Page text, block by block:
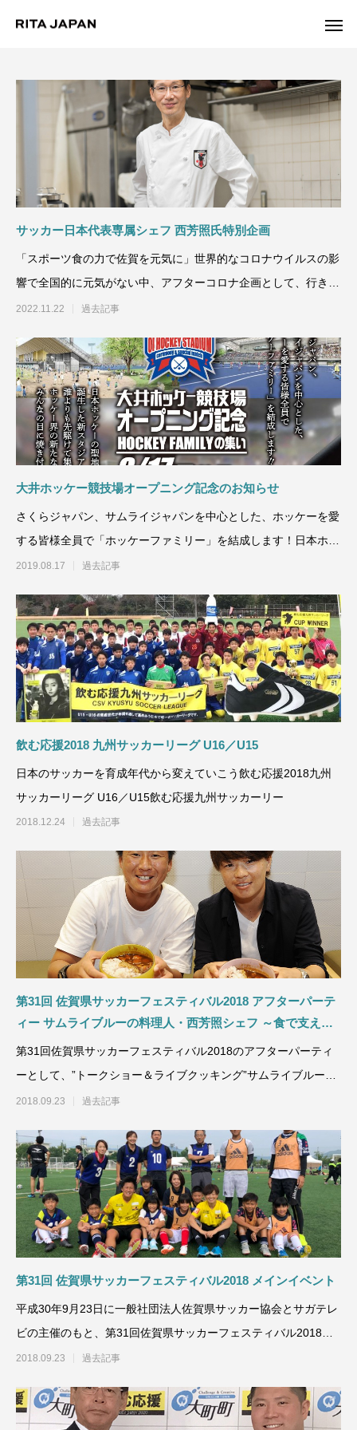
/export/sd214/www/jp/r/e/gmoserver/2/5/sd0942025/
/export/sd214/
content/themes/anthem_tcd083/functions/menu.php
84
サッカー日本代表専属シェフ 西芳照氏特別企画
「スポーツ食の力で佐賀を元気に」世界的なコロナウイルスの影
響で全国的に元気がない中、アフターコロナ企画として、行き場
のなくなった玉
2022.11.22 過去記事
大井ホッケー競技場オープニング記念のお知らせ
さくらジャパン、サムライジャパンを中心とした、ホッケーを愛
する皆様全員で「ホッケーファミリー」を結成します！日本ホッ
ケーの聖地として誕生し
2019.08.17 過去記事
飲む応援2018 九州サッカーリーグ U16／U15
日本のサッカーを育成年代から変えていこう飲む応援2018九州
サッカーリーグ U16／U15飲む応援九州サッカーリー
2018.12.24 過去記事
第31回 佐賀県サッカーフェスティバル2018 アフターパーテ
ィー サムライブルーの料理人・西芳照シェフ ～食で支えた
ロシアＷ杯の秘話～
第31回佐賀県サッカーフェスティバル2018のアフターパーティ
ーとして、”トークショー＆ライブクッキング”サムライブルーの
料理人・西芳照シ
2018.09.23 過去記事
第31回 佐賀県サッカーフェスティバル2018 メインイベント
平成30年9月23日に一般社団法人佐賀県サッカー協会とサガテレ
ビの主催のもと、第31回佐賀県サッカーフェスティバル2018が
佐賀県総合運動
2018.09.23 過去記事